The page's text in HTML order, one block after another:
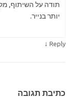
תודה על השיתוף,
יותר בנייר.
Reply
↓
כתיבת תגובה